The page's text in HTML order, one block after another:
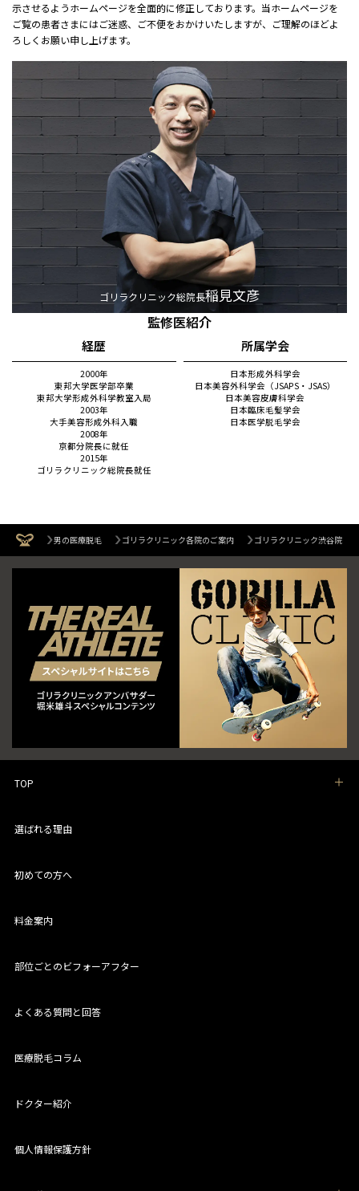
示させるようホームページを全面的に修正しております。当ホームページを
ご覧の患者さまにはご迷惑、ご不便をおかけいたしますが、ご理解のほどよ
ろしくお願い申し上げます。
ゴリラクリニック総院長稲見文彦
監修医紹介
経歴
2000年
東邦大学医学部卒業
東邦大学形成外科学教室入局
2003年
大手美容形成外科入職
2008年
京都分院長に就任
2015年
ゴリラクリニック総院長就任
所属学会
日本形成外科学会
日本美容外科学会（JSAPS・JSAS）
日本美容皮膚科学会
日本臨床毛髪学会
日本医学脱毛学会
男の医療脱毛 ゴリラクリニック各院のご案内 ゴリラクリニック渋谷院
TOP
選ばれる理由
初めての方へ
料金案内
部位ごとのビフォーアフター
よくある質問と回答
医療脱毛コラム
ドクター紹介
個人情報保護方針